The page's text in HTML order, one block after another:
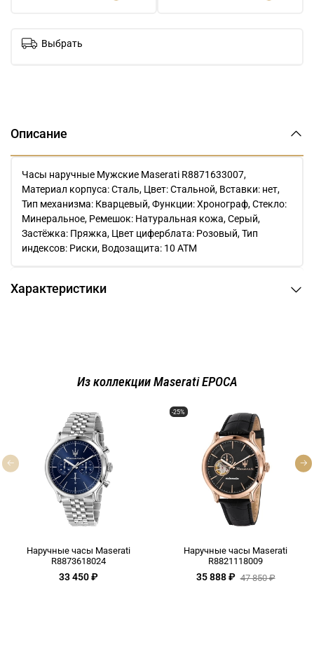
Выбрать
Описание
Часы наручные Мужские Maserati R8871633007,
Материал корпуса: Сталь, Цвет: Стальной, Вставки: нет,
Тип механизма: Кварцевый, Функции: Хронограф, Стекло:
Минеральное, Ремешок: Натуральная кожа, Серый,
Застёжка: Пряжка, Цвет циферблата: Розовый, Тип
индексов: Риски, Водозащита: 10 ATM
Характеристики
Из коллекции Maserati EPOCA
Наручные часы Maserati
R8873618024
33 450 ₽
-25%
Наручные часы Maserati
R8821118009
35 888 ₽ 47 850 ₽